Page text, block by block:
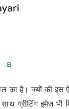
का है। क्यों की इस
ग्रीटिंग इमेज भी